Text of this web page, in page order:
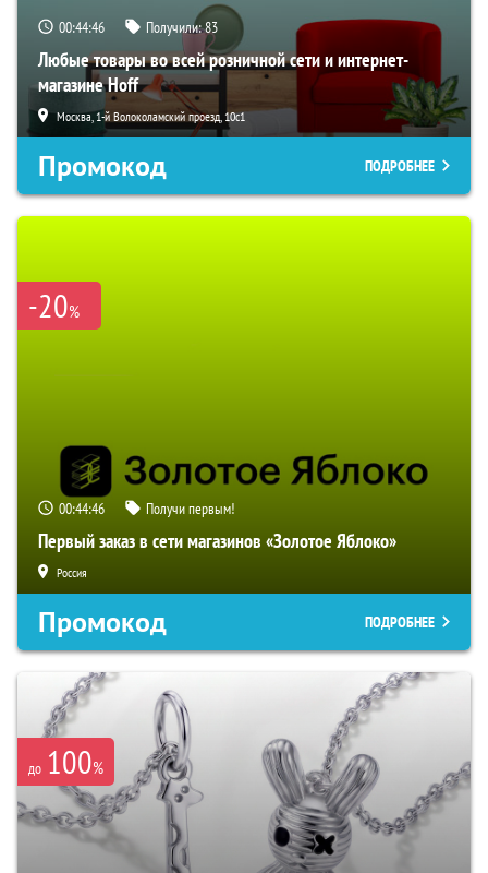
00:44:45 Получили:83
Любые товары во всей розничной сети и интернет-
магазине Hoff
Москва, 1-й Волоколамский проезд, 10с1
Промокод ПОДРОБНЕЕ
-20%
00:44:45 Получи первым!
Первый заказ в сети магазинов «Золотое Яблоко»
Россия
Промокод ПОДРОБНЕЕ
до 100%